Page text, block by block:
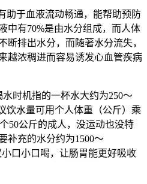
于血液流动畅通，能帮助预防
中有70%是由水分组成，而人体
断排出水分，而随著水分流失，
越浓稠进而容易诱发心血管疾病
时机指的一杯水大约为250～
饮水量可用个人体重（公斤）乘
50公斤的成人，没运动也没特
补充的水分约为1500～
口小口喝，让肠胃能更好吸收